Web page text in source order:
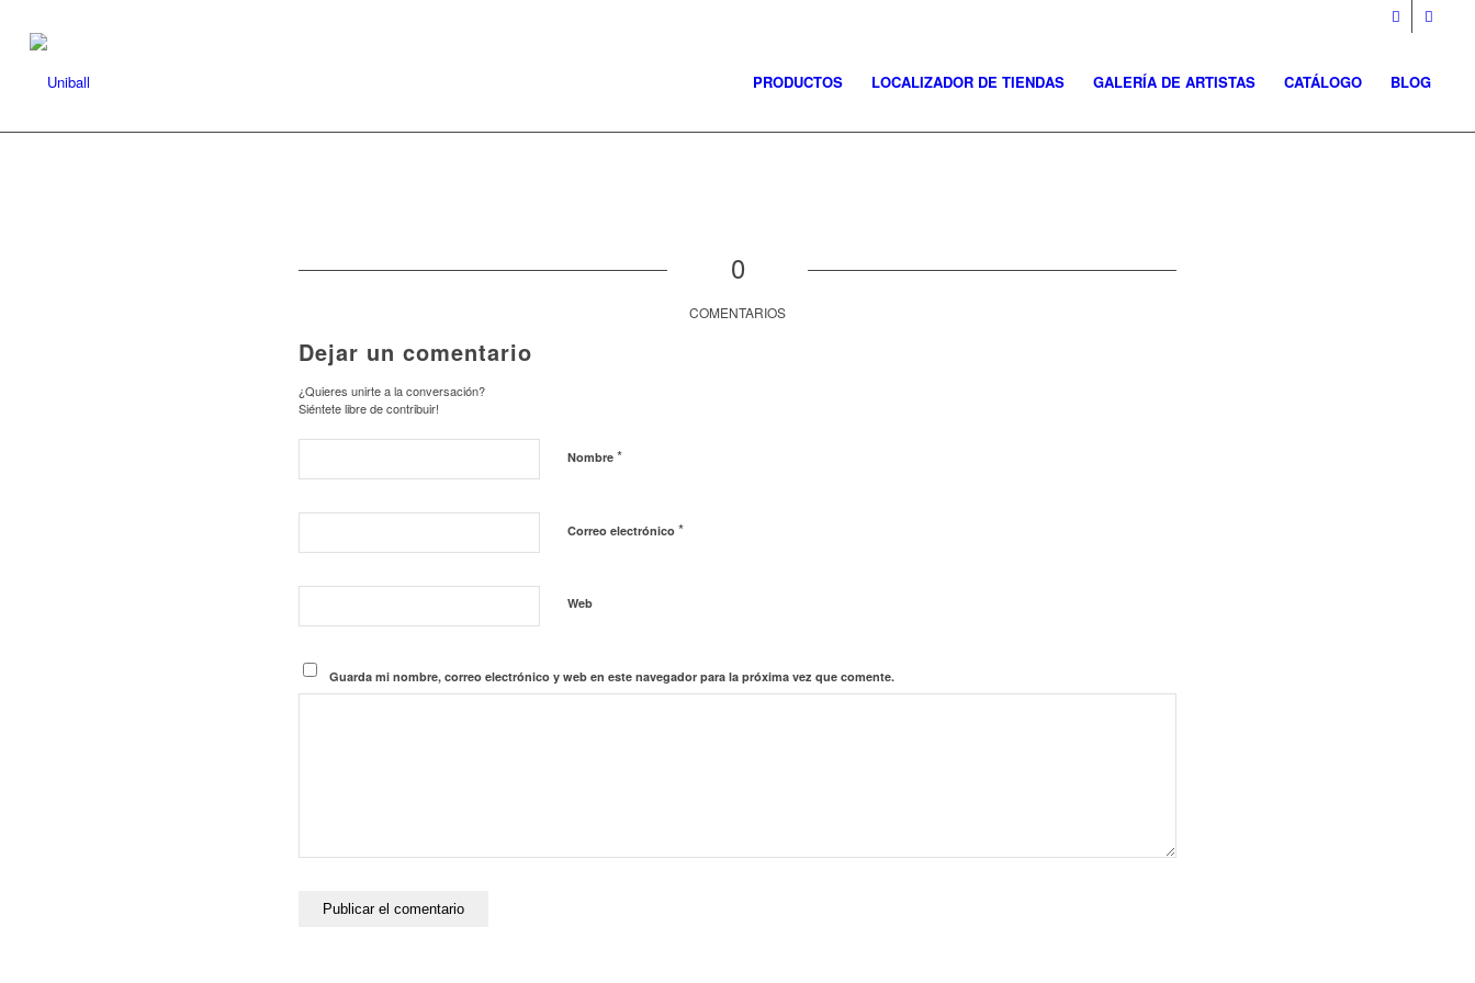
PRODUCTOS LOCALIZADOR DE TIENDAS GALERÍA DE ARTISTAS CATÁLOGO BLOG
0
COMENTARIOS
Dejar un comentario
¿Quieres unirte a la conversación?
Siéntete libre de contribuir!
Nombre *
Correo electrónico *
Web
Guarda mi nombre, correo electrónico y web en este navegador para la próxima vez que comente.